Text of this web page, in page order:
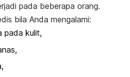
pada beberapa orang.
bila Anda mengalami:
pada kulit,